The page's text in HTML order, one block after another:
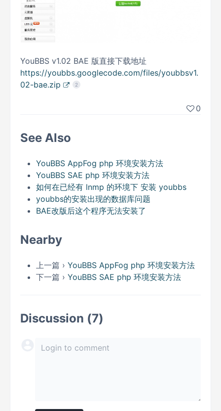
YouBBS v1.02 BAE 版直接下载地址
https://youbbs.googlecode.com/files/youbbsv1.
02-bae.zip
2
0
See Also
YouBBS AppFog php 环境安装方法
YouBBS SAE php 环境安装方法
如何在已经有 lnmp 的环境下 安装 youbbs
youbbs的安装出现的数据库问题
BAE改版后这个程序无法安装了
Nearby
上一篇 › YouBBS AppFog php 环境安装方法
下一篇 › YouBBS SAE php 环境安装方法
Discussion (7)